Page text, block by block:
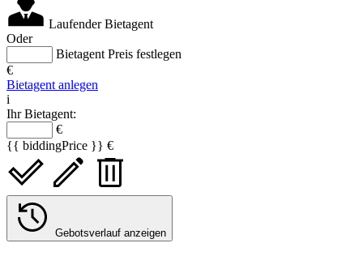
Laufender Bietagent
Oder
Bietagent Preis festlegen
€
Bietagent anlegen
i
Ihr Bietagent:
€
{{ biddingPrice }} €
Gebotsverlauf anzeigen